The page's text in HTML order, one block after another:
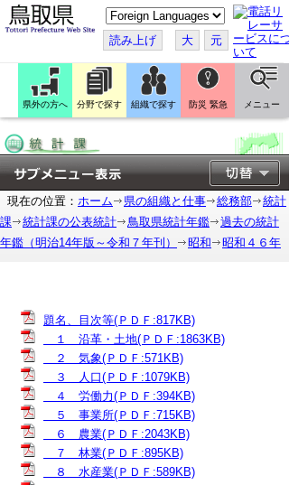
こ
の
ペ
ー
ジ
翻
訳
す
読み上げ 大 元
県外の方へ 分野で探す 組織で探す 防災 緊急 メニュー
現在の位置： ホーム 県の組織と仕事 総務部
統計
課
統計課の公表統計 鳥取県統計年鑑
過去の統計
年鑑（明治14年版～令和７年刊）
昭和 昭和４６年
題名、目次等(ＰＤＦ:817KB)
１ 沿革・土地(ＰＤＦ:1863KB)
２ 気象(ＰＤＦ:571KB)
３ 人口(ＰＤＦ:1079KB)
４ 労働力(ＰＤＦ:394KB)
５ 事業所(ＰＤＦ:715KB)
６ 農業(ＰＤＦ:2043KB)
７ 林業(ＰＤＦ:895KB)
８ 水産業(ＰＤＦ:589KB)